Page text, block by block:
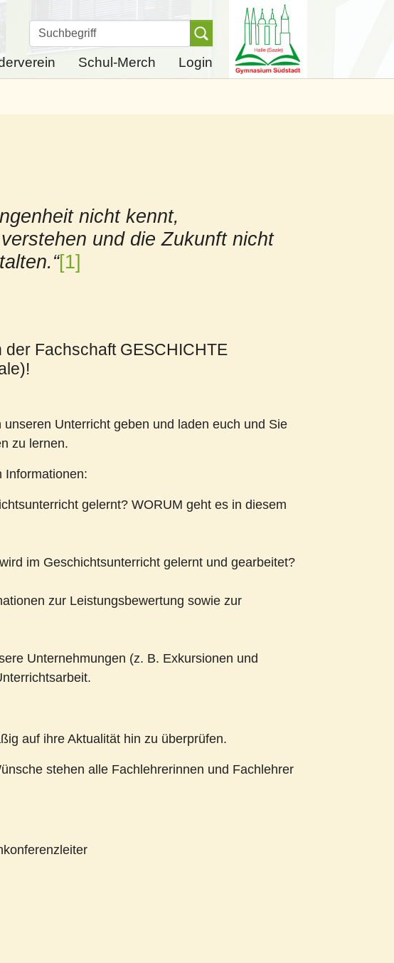
Finden
Schul-Merch Login
nicht kennt,
und die Zukunft nicht
[1]
Fachschaft GESCHICHTE
Unterricht geben und laden euch und Sie
zu lernen.
Informationen:
gelernt? WORUM geht es in diesem
im Geschichtsunterricht gelernt und gearbeitet?
zur Leistungsbewertung sowie zur
Unternehmungen (z. B. Exkursionen und
auf ihre Aktualität hin zu überprüfen.
stehen alle Fachlehrerinnen und Fachlehrer